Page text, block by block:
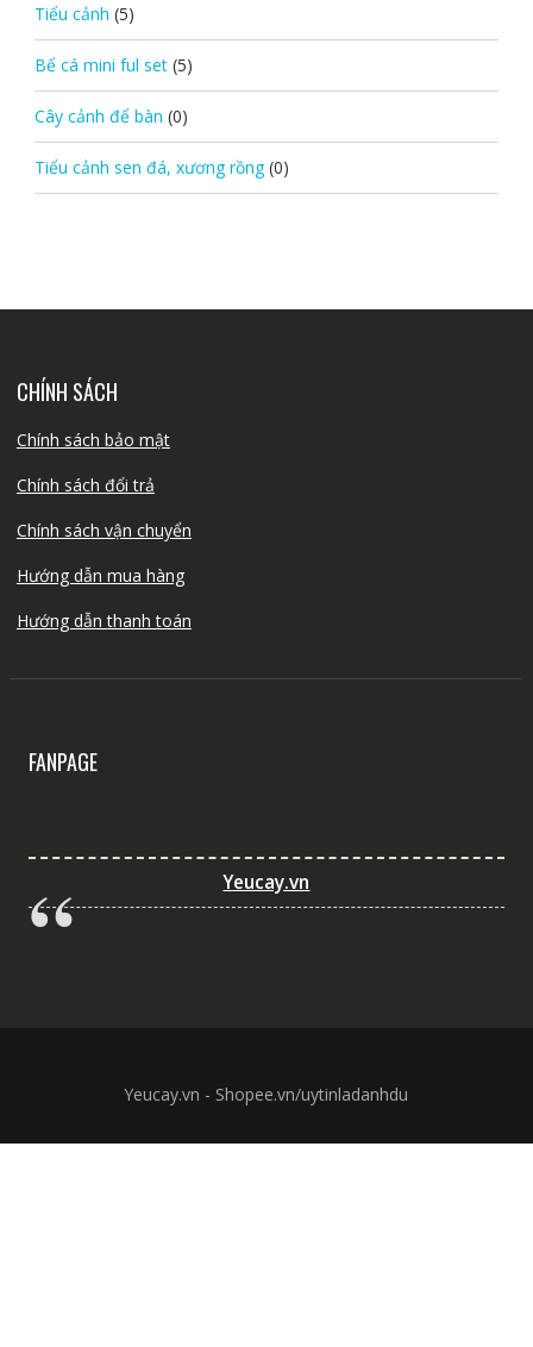
Tiểu cảnh (5)
Bể cá mini ful set (5)
Cây cảnh để bàn (0)
Tiểu cảnh sen đá, xương rồng (0)
CHÍNH SÁCH
Chính sách bảo mật
Chính sách đổi trả
Chính sách vận chuyển
Hướng dẫn mua hàng
Hướng dẫn thanh toán
FANPAGE
Yeucay.vn
Yeucay.vn - Shopee.vn/uytinladanhdu